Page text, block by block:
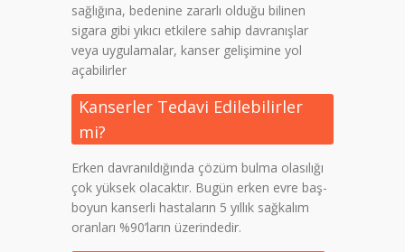
sağlığına, bedenine zararlı olduğu bilinen
sigara gibi yıkıcı etkilere sahip davranışlar
veya uygulamalar, kanser gelişimine yol
açabilirler
Kanserler Tedavi Edilebilirler
mi?
Erken davranıldığında çözüm bulma olasılığı
çok yüksek olacaktır. Bugün erken evre baş-
boyun kanserli hastaların 5 yıllık sağkalım
oranları %90’ların üzerindedir.